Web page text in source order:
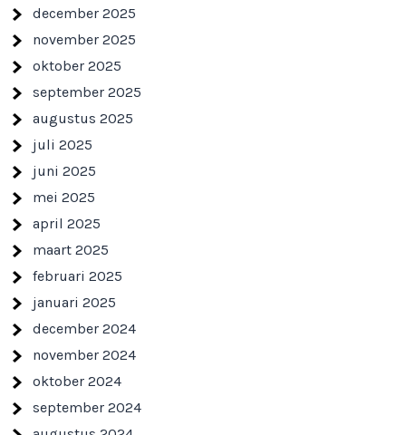
december 2025
november 2025
oktober 2025
september 2025
augustus 2025
juli 2025
juni 2025
mei 2025
april 2025
maart 2025
februari 2025
januari 2025
december 2024
november 2024
oktober 2024
september 2024